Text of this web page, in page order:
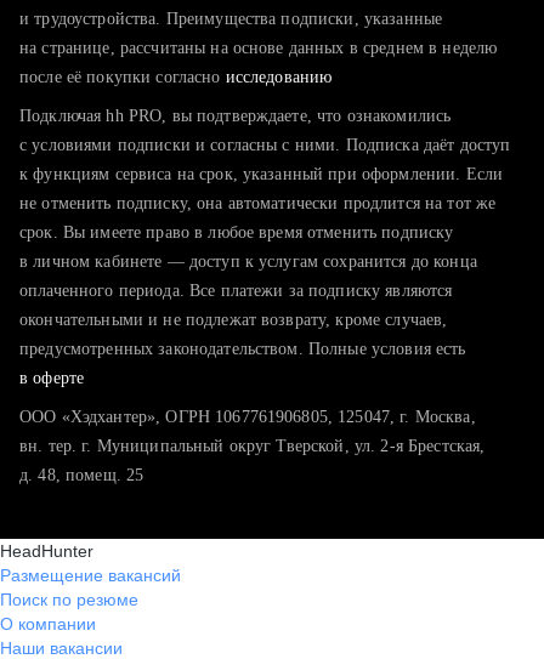
тратите много времени на поиск и вручную поднимаете
хотите сравнить себя с конкурентами и оценить шансы
и трудоустройства. Преимущества подписки, указанные
на странице, рассчитаны на основе данных в среднем в неделю
после её покупки согласно исследованию
Подключая hh PRO, вы подтверждаете, что ознакомились
с условиями подписки и согласны с ними. Подписка даёт доступ
к функциям сервиса на срок, указанный при оформлении. Если
не отменить подписку, она автоматически продлится на тот же
срок. Вы имеете право в любое время отменить подписку
в личном кабинете — доступ к услугам сохранится до конца
оплаченного периода. Все платежи за подписку являются
окончательными и не подлежат возврату, кроме случаев,
предусмотренных законодательством. Полные условия есть
в оферте
ООО «Хэдхантер», ОГРН 1067761906805, 125047, г. Москва,
вн. тер. г. Муниципальный округ Тверской, ул. 2-я Брестская,
д. 48, помещ. 25
HeadHunter
Размещение вакансий
Поиск по резюме
О компании
Наши вакансии